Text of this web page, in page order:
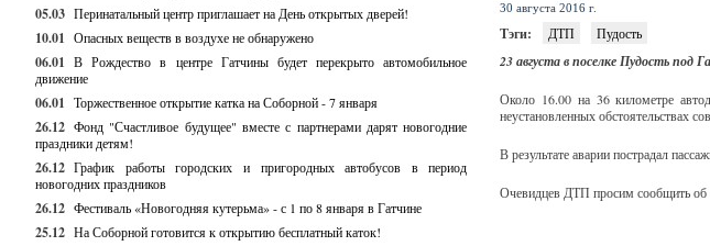
05.03 Перинатальный центр приглашает на День открытых дверей!
10.01 Опасных веществ в воздухе не обнаружено
06.01 В Рождество в центре Гатчины будет перекрыто автомобильное
движение
06.01 Торжественное открытие катка на Соборной - 7 января
26.12 Фонд "Счастливое будущее" вместе с партнерами дарят новогодние
праздники детям!
26.12 График работы городских и пригородных автобусов в период
новогодних праздников
26.12 Фестиваль «Новогодняя кутерьма» - с 1 по 8 января в Гатчине
25.12 На Соборной готовится к открытию бесплатный каток!
30 августа 2016 г.
Тэги: ДТП Пудость
23 августа в поселке Пудость
Около 16.00 на 36 километре
неустановленных обстоятельствах
В результате аварии пострадал
Очевидцев ДТП просим сообщить